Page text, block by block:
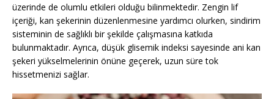
üzerinde de olumlu etkileri olduğu bilinmektedir. Zengin lif
içeriği, kan şekerinin düzenlenmesine yardımcı olurken, sindirim
sisteminin de sağlıklı bir şekilde çalışmasına katkıda
bulunmaktadır. Ayrıca, düşük glisemik indeksi sayesinde ani kan
şekeri yükselmelerinin önüne geçerek, uzun süre tok
hissetmenizi sağlar.